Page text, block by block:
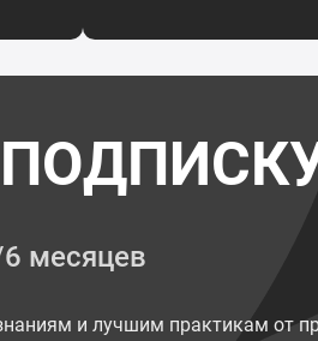
месяцев
и лучшим практикам от